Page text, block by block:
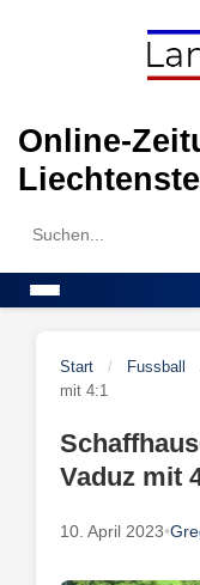
Online-
Search
Start / Fussball
mit 4:1
Vaduz mit
10. April 2023•